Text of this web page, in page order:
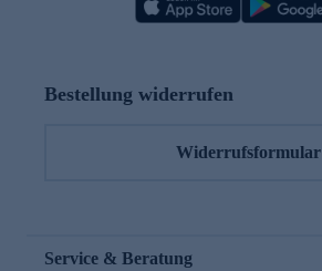
Bestellung widerrufen
Widerrufsformular
Service & Beratung